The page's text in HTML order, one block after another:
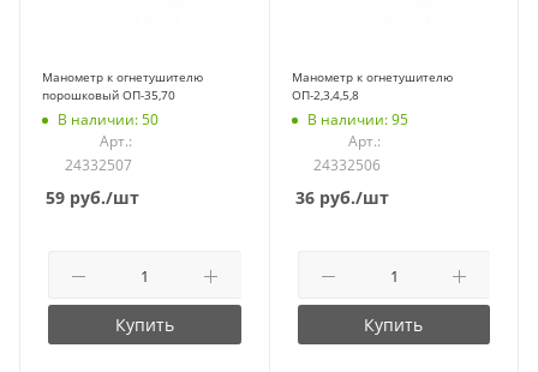
Манометр к огнетушителю
порошковый ОП-35,70
В наличии: 50
Арт.:
24332507
59 руб./шт
Купить
Манометр к огнетушителю
ОП-2,3,4,5,8
В наличии: 95
Арт.:
24332506
36руб./шт
Купить